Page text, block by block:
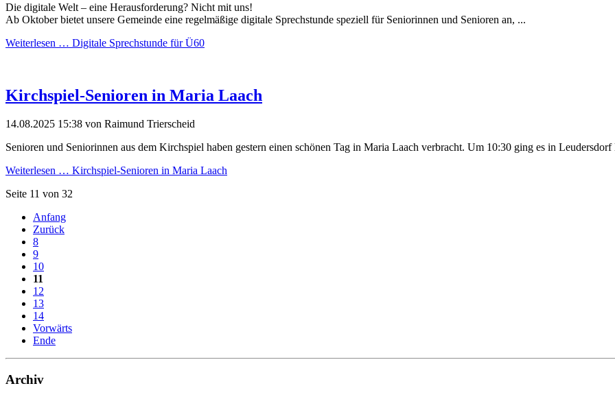
Die digitale Welt – eine Herausforderung? Nicht mit uns!
Ab Oktober bietet unsere Gemeinde eine regelmäßige digitale Sprechstunde speziell für Seniorinnen und Senioren an, ...
Weiterlesen … Digitale Sprechstunde für Ü60
Kirchspiel-Senioren in Maria Laach
14.08.2025 15:38 von Raimund Trierscheid
Senioren und Seniorinnen aus dem Kirchspiel haben gestern einen schönen Tag in Maria Laach verbracht. Um 10:30 ging es in Leudersdorf
Weiterlesen … Kirchspiel-Senioren in Maria Laach
Seite 11 von 32
Anfang
Zurück
8
9
10
11
12
13
14
Vorwärts
Ende
Archiv